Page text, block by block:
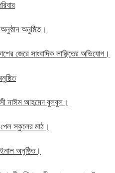
অনুষ্ঠান অনুষ্ঠিত।
জেরে সাংবাদিক লাঞ্ছিতের অভিযোগ।
নাঈম আহমেদ বুলবুল।
পেল স্কুলের মাঠ।
অনুষ্ঠিত।